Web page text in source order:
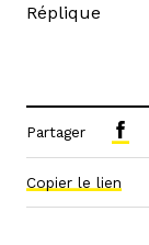
Réplique
Partager
Copier le lien